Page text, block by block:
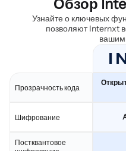
Обзор
Узнайте о ключевых
позволяют Internxt
Прозрачность кода
Шифрование
Постквантовое